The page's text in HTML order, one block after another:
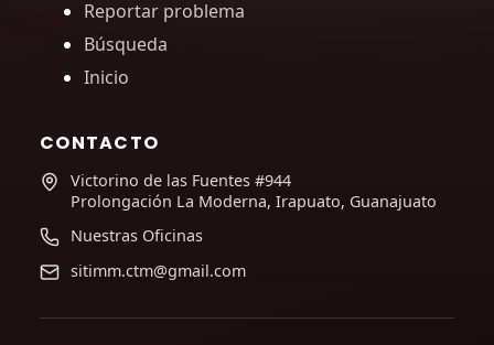
Reportar problema
Búsqueda
Inicio
CONTACTO
Victorino de las Fuentes #944
Prolongación La Moderna, Irapuato, Guanajuato
Nuestras Oficinas
sitimm.ctm@gmail.com